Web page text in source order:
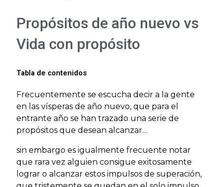
Propósitos de año nuevo vs
Vida con propósito
Tabla de contenidos
Frecuentemente se escucha decir a la gente
en las vísperas de año nuevo, que para el
entrante año se han trazado una serie de
propósitos que desean alcanzar…
sin embargo es igualmente frecuente notar
que rara vez alguien consigue exitosamente
lograr o alcanzar estos impulsos de superación,